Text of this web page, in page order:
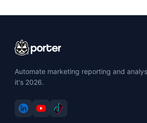
Automate marketing reporting and
it's 2026.